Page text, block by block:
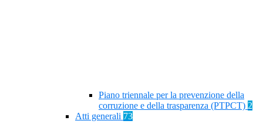
Piano triennale per la prevenzione della
corruzione e della trasparenza (PTPCT) 2
Atti generali 73